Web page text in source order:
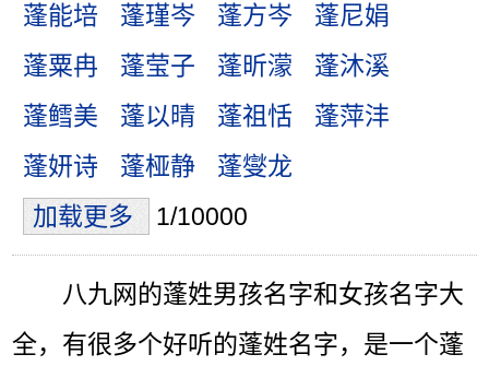
蓬能培
蓬瑾岑 蓬方岑
蓬尼娟
蓬粟冉
蓬莹子 蓬昕濛
蓬沐溪
蓬鳕美
蓬以晴 蓬祖恬
蓬萍沣
蓬妍诗
蓬桠静
蓬燮龙
加载更多
1/10000
八九网的蓬姓男孩名字和女孩名字大
全，有很多个好听的蓬姓名字，是一个蓬